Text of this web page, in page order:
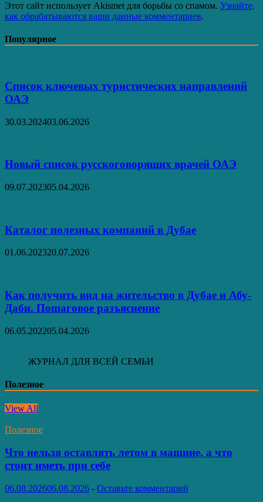
Этот сайт использует Akismet для борьбы со спамом. Узнайте,
как обрабатываются ваши данные комментариев.
Популярное
Список ключевых туристических направлений
ОАЭ
30.03.202403.06.2026
Новый список русскоговорящих врачей ОАЭ
09.07.202305.04.2026
Каталог полезных компаний в Дубае
01.06.202320.07.2026
Как получить вид на жительство в Дубае и Абу-
Даби. Пошаговое разъяснение
06.05.202205.04.2026
ЖУРНАЛ ДЛЯ ВСЕЙ СЕМЬИ
Полезное
View All
Полезное
Что нельзя оставлять летом в машине, а что
стоит иметь при себе
06.08.202606.08.2026 - Оставьте комментарий